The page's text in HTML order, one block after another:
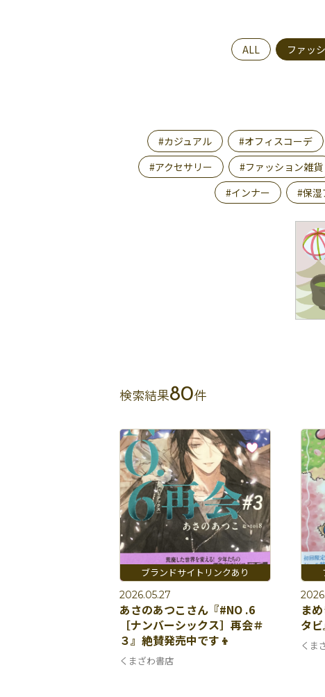
ALL ファッ
#カジュアル #オフィスコーデ
#アクセサリー
#ファッション雑貨
#インナー
#保湿
検索結果80件
2026.05.27
あさのあつこさん『#NO .6
［ナンバーシックス］再会＃
３』絶賛発売中です👦
くまざわ書店
ま
タ
くま